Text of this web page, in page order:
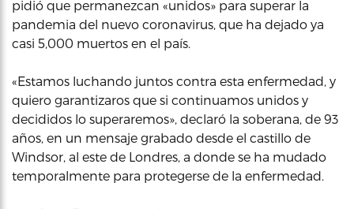
pidió que permanezcan «unidos» para superar la
pandemia del nuevo coronavirus, que ha dejado ya
casi 5,000 muertos en el país.
«Estamos luchando juntos contra esta enfermedad, y
quiero garantizaros que si continuamos unidos y
decididos lo superaremos», declaró la soberana, de 93
años, en un mensaje grabado desde el castillo de
Windsor, al este de Londres, a donde se ha mudado
temporalmente para protegerse de la enfermedad.